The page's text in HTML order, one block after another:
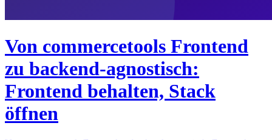
Von commercetools Frontend
zu backend-agnostisch:
Frontend behalten, Stack
öffnen